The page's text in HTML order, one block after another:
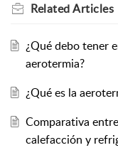
RelatedArticles
¿Qué debo tener
aerotermia?
¿Qué es la
Comparativa
calefacción y